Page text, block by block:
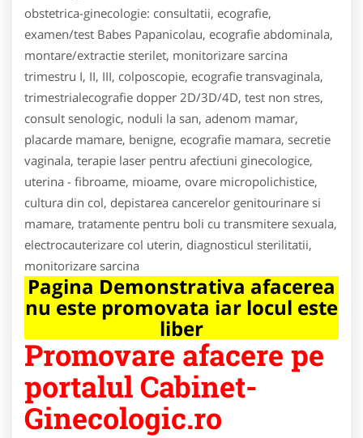
obstetrica-ginecologie: consultatii, ecografie,
examen/test Babes Papanicolau, ecografie abdominala,
montare/extractie sterilet, monitorizare sarcina
trimestru I, II, III, colposcopie, ecografie transvaginala,
trimestrialecografie dopper 2D/3D/4D, test non stres,
consult senologic, noduli la san, adenom mamar,
placarde mamare, benigne, ecografie mamara, secretie
vaginala, terapie laser pentru afectiuni ginecologice,
uterina - fibroame, mioame, ovare micropolichistice,
cultura din col, depistarea cancerelor genitourinare si
mamare, tratamente pentru boli cu transmitere sexuala,
electrocauterizare col uterin, diagnosticul sterilitatii,
monitorizare sarcina
Pagina Demonstrativa afacerea
nu este promovata iar locul este
liber
Promovare afacere pe
portalul Cabinet-
Ginecologic.ro